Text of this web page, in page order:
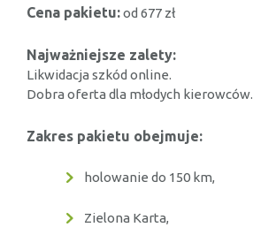
Cena pakietu:od 677 zł
Najważniejsze zalety:
Likwidacja szkód online.
Dobra oferta dla młodych kierowców.
Zakres pakietu obejmuje:
holowanie do 150 km,
Zielona Karta,